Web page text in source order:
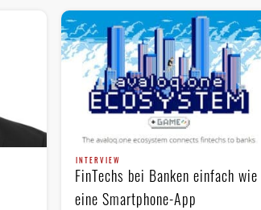
INTERVIEW
FinTechs bei Banken einfach wie
eine Smartphone-App